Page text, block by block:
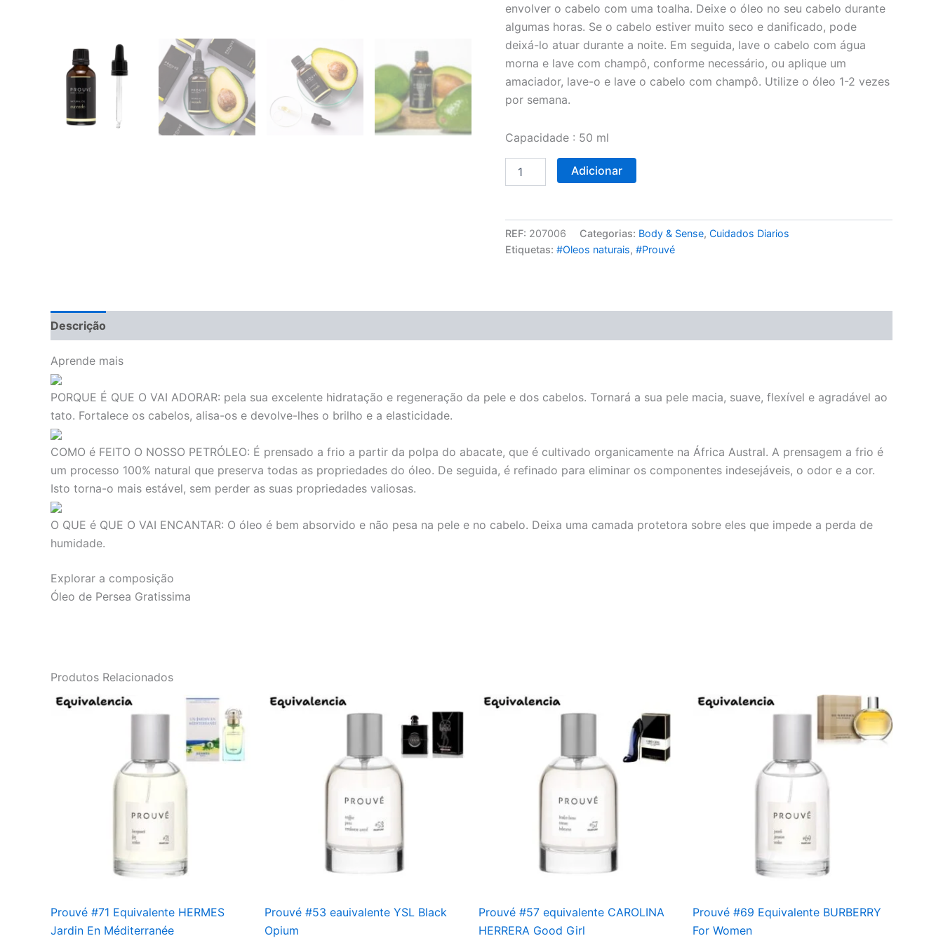
envolver o cabelo com uma toalha. Deixe o óleo no seu cabelo durante
algumas horas. Se o cabelo estiver muito seco e danificado, pode
deixá-lo atuar durante a noite. Em seguida, lave o cabelo com água
morna e lave com champô, conforme necessário, ou aplique um
amaciador, lave-o e lave o cabelo com champô. Utilize o óleo 1-2 vezes
por semana.
Capacidade : 50 ml
Adicionar
REF: 207006 Categorias: Body & Sense, Cuidados Diarios
Etiquetas: #Oleos naturais, #Prouvé
Descrição
Aprende mais
PORQUE É QUE O VAI ADORAR: pela sua excelente hidratação e regeneração da pele e dos cabelos. Tornará a sua pele macia, suave, flexível e agradável ao
tato. Fortalece os cabelos, alisa-os e devolve-lhes o brilho e a elasticidade.
COMO é FEITO O NOSSO PETRÓLEO: É prensado a frio a partir da polpa do abacate, que é cultivado organicamente na África Austral. A prensagem a frio é
um processo 100% natural que preserva todas as propriedades do óleo. De seguida, é refinado para eliminar os componentes indesejáveis, o odor e a cor.
Isto torna-o mais estável, sem perder as suas propriedades valiosas.
O QUE é QUE O VAI ENCANTAR: O óleo é bem absorvido e não pesa na pele e no cabelo. Deixa uma camada protetora sobre eles que impede a perda de
humidade.
Explorar a composição
Óleo de Persea Gratissima
Produtos Relacionados
Prouvé #71 Equivalente HERMES
Jardin En Méditerranée
Prouvé #53 eauivalente YSL Black
Opium
Prouvé #57 equivalente CAROLINA
HERRERA Good Girl
Prouvé #69 Equivalente BURBERRY
For Women